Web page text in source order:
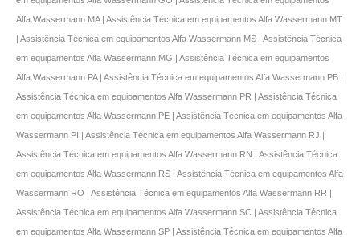
Alfa Wassermann MA | Assistência Técnica em equipamentos Alfa Wassermann MT
| Assistência Técnica em equipamentos Alfa Wassermann MS | Assistência Técnica
em equipamentos Alfa Wassermann MG | Assistência Técnica em equipamentos
Alfa Wassermann PA | Assistência Técnica em equipamentos Alfa Wassermann PB |
Assistência Técnica em equipamentos Alfa Wassermann PR | Assistência Técnica
em equipamentos Alfa Wassermann PE | Assistência Técnica em equipamentos Alfa
Wassermann PI | Assistência Técnica em equipamentos Alfa Wassermann RJ |
Assistência Técnica em equipamentos Alfa Wassermann RN | Assistência Técnica
em equipamentos Alfa Wassermann RS | Assistência Técnica em equipamentos Alfa
Wassermann RO | Assistência Técnica em equipamentos Alfa Wassermann RR |
Assistência Técnica em equipamentos Alfa Wassermann SC | Assistência Técnica
em equipamentos Alfa Wassermann SP | Assistência Técnica em equipamentos Alfa